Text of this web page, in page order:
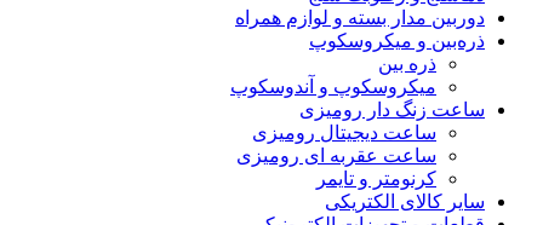
دوربین مدار بسته و لوازم همراه
ذره‌بین و میکروسکوپ
ذره بین
میکروسکوپ و آندوسکوپ
ساعت زنگ دار رومیزی
ساعت دیجیتال رومیزی
ساعت عقربه ای رومیزی
کرنومتر و تایمر
سایر کالای الکتریکی